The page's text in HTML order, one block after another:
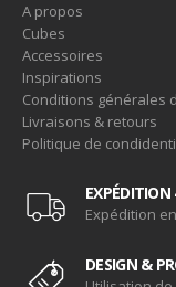
A propos
Cubes
Accessoires
Inspirations
Conditions générales
Livraisons & retours
Politique de
EXPÉDITION
Expédition
DESIGN &